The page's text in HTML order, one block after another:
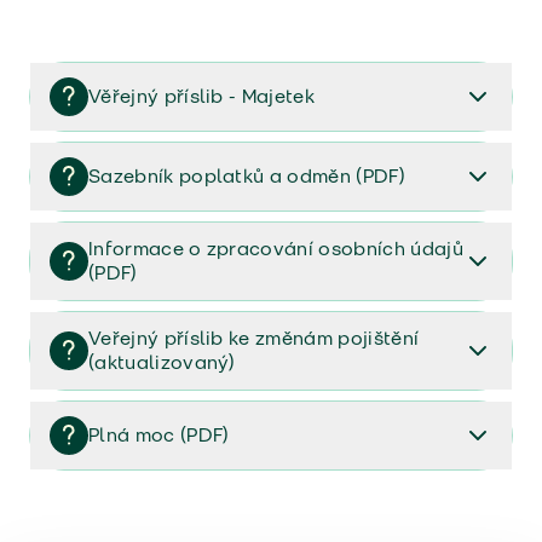
Věřejný příslib - Majetek
Věřejný příslib majetek 2023
Sazebník poplatků a odměn (PDF)
Sazebník poplatků a odměn (PDF)
Informace o zpracování osobních údajů
(PDF)
Informace o zpracování osobních údajů (PDF)
Veřejný příslib ke změnám pojištění
(aktualizovaný)
Veřejný příslib ke změnám pojištění (aktualizovaný)
Plná moc (PDF)